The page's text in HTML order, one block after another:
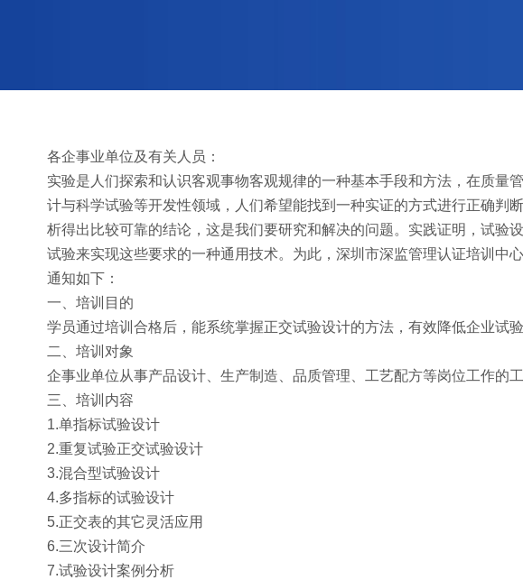
各企事业单位及有关人员：
实验是人们探索和认识客观事物客观规律的一种基本手段和方法，在质量
计与科学试验等开发性领域，人们希望能找到一种实证的方式进行正确判
析得出比较可靠的结论，这是我们要研究和解决的问题。实践证明，试验
试验来实现这些要求的一种通用技术。为此，深圳市深监管理认证培训中
通知如下：
一、培训目的
学员通过培训合格后，能系统掌握正交试验设计的方法，有效降低企业试
二、培训对象
企事业单位从事产品设计、生产制造、品质管理、工艺配方等岗位工作的工
三、培训内容
1.单指标试验设计
2.重复试验正交试验设计
3.混合型试验设计
4.多指标的试验设计
5.正交表的其它灵活应用
6.三次设计简介
7.试验设计案例分析